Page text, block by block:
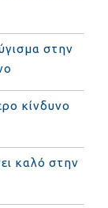
στην
κίνδυνο
καλό στην